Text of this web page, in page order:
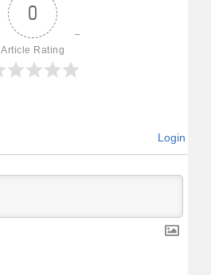
0
Article Rating
Login